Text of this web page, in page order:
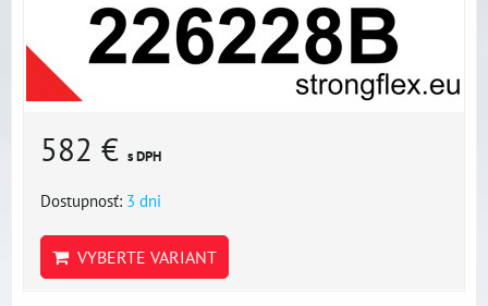
582 € s DPH
Dostupnosť: 3 dni
VYBERTE VARIANT